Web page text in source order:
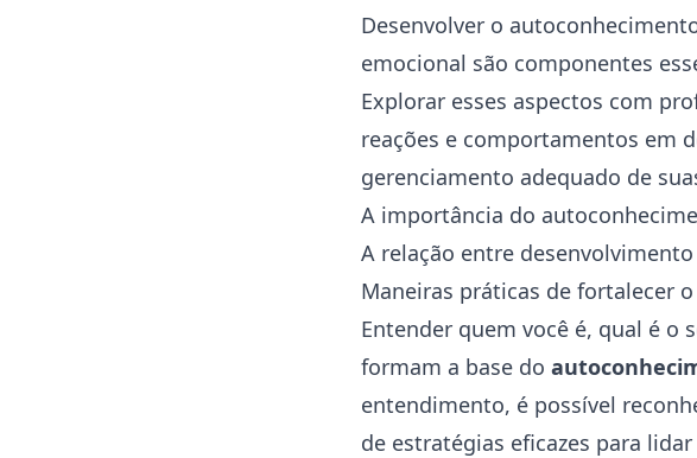
Desenvolver o
emocional são componentes
Explorar esses aspectos com
reações e comportamentos em
gerenciamento adequado de
A importância do
A relação entre
Maneiras práticas de fortalecer
Entender quem você é, qual é o
formam a base do
entendimento, é possível
de estratégias eficazes para